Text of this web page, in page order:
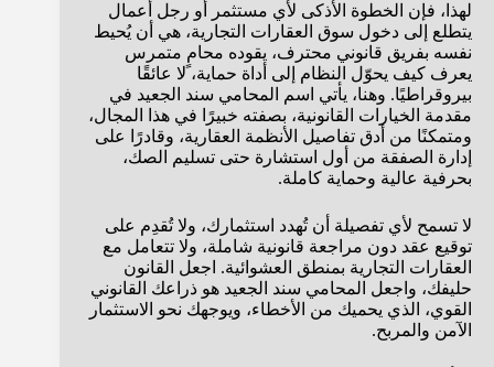
لهذا، فإن الخطوة الأذكى لأي مستثمر أو رجل أعمال
يتطلع إلى دخول سوق العقارات التجارية، هي أن يُحيط
نفسه بفريق قانوني محترف، يقوده محامٍ متمرس
يعرف كيف يحوّل النظام إلى أداة حماية، لا عائقًا
بيروقراطيًا. وهنا، يأتي اسم المحامي سند الجعيد في
مقدمة الخيارات القانونية، بصفته خبيرًا في هذا المجال،
ومتمكنًا من أدق تفاصيل الأنظمة العقارية، وقادرًا على
إدارة الصفقة من أول استشارة حتى تسليم الصك،
بحرفية عالية وحماية كاملة.
لا تسمح لأي تفصيلة أن تُهدد استثمارك، ولا تُقدِم على
توقيع عقد دون مراجعة قانونية شاملة، ولا تتعامل مع
العقارات التجارية بمنطق العشوائية. اجعل القانون
حليفك، واجعل المحامي سند الجعيد هو ذراعك القانوني
القوي، الذي يحميك من الأخطاء، ويوجهك نحو الاستثمار
الآمن والمربح.